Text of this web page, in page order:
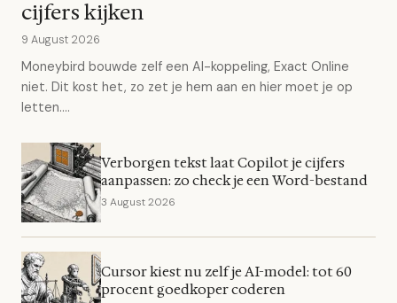
cijfers kijken
9 August 2026
Moneybird bouwde zelf een AI-koppeling, Exact Online
niet. Dit kost het, zo zet je hem aan en hier moet je op
letten....
Verborgen tekst laat Copilot je cijfers
aanpassen: zo check je een Word-bestand
3 August 2026
Cursor kiest nu zelf je AI-model: tot 60
procent goedkoper coderen